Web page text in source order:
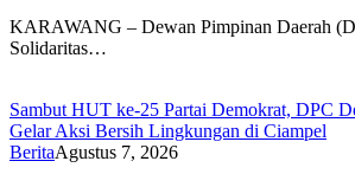
KARAWANG – Dewan Pimpinan Daerah
Solidaritas…
Sambut HUT ke-25 Partai Demokrat, DPC
Gelar Aksi Bersih Lingkungan di Ciampel
BeritaAgustus 7, 2026